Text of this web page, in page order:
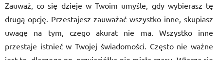
Zauważ, co się dzieje w Twoim umyśle, gdy wybierasz tę
drugą opcję. Przestajesz zauważać wszystko inne, skupiasz
uwagę na tym, czego akurat nie ma. Wszystko inne
przestaje istnieć w Twojej świadomości. Często nie ważne